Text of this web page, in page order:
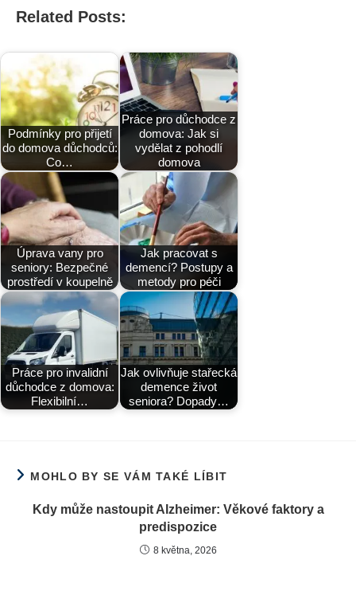
Related Posts:
Podmínky pro přijetí
do domova důchodců:
Co…
Práce pro důchodce z
domova: Jak si
vydělat z pohodlí
domova
Úprava vany pro
seniory: Bezpečné
prostředí v koupelně
Jak pracovat s
demencí? Postupy a
metody pro péči
Práce pro invalidní
důchodce z domova:
Flexibilní…
Jak ovlivňuje stařecká
demence život
seniora? Dopady…
MOHLO BY SE VÁM TAKÉ LÍBIT
Kdy může nastoupit Alzheimer: Věkové faktory a
predispozice
8 května, 2026